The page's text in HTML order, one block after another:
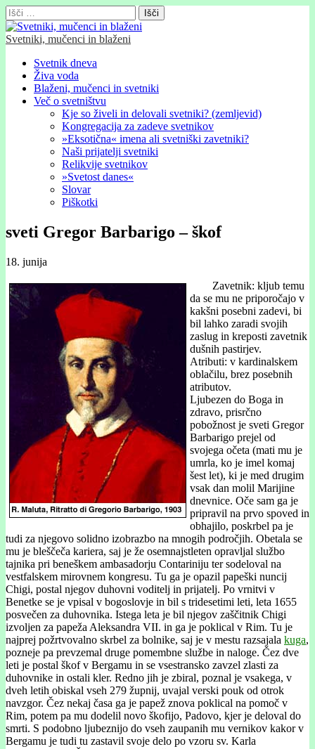
Išči:
Svetniki, mučenci in blaženi
Glavni
meni
Skip
content
Svetnik dneva
Živa voda
Blaženi, mučenci in svetniki
Več o svetništvu
Kje so živeli in delovali svetniki? (zemljevid)
Kongregacija za zadeve svetnikov
»Eksotična« imena ali svetniški zavetniki?
Naši prijatelji svetniki
Relikvije svetnikov
»Svetost danes«
Slovar
Piškotki
sveti Gregor Barbarigo – škof
18. junija
Zavetnik: kljub temu
da se mu ne priporočajo v
kakšni posebni zadevi, bi
bil lahko zaradi svojih
zaslug in kreposti zavetnik
dušnih pastirjev.
Atributi: v kardinalskem
oblačilu, brez posebnih
atributov.
Ljubezen do Boga in
zdravo, prisrčno
pobožnost je sveti Gregor
Barbarigo prejel od
svojega očeta (mati mu je
umrla, ko je imel komaj
šest let), ki je med drugim
vsak dan molil Marijine
dnevnice. Oče sam ga je
pripravil na prvo spoved in
obhajilo, poskrbel pa je
tudi za njegovo solidno izobrazbo na mnogih področjih. Obetala se
mu je bleščeča kariera, saj je že osemnajstleten opravljal službo
tajnika pri beneškem ambasadorju Contariniju ter sodeloval na
vestfalskem mirovnem kongresu. Tu ga je opazil papeški nuncij
Chigi, postal njegov duhovni voditelj in prijatelj. Po vrnitvi v
Benetke se je vpisal v bogoslovje in bil s tridesetimi leti, leta 1655
posvečen za duhovnika. Istega leta je bil njegov zaščitnik Chigi
izvoljen za papeža Aleksandra VII. in ga je poklical v Rim. Tu je
najprej požrtvovalno skrbel za bolnike, saj je v mestu razsajala kuga,
pozneje pa prevzemal druge pomembne službe in naloge. Čez dve
leti je postal škof v Bergamu in se vsestransko zavzel zlasti za
duhovnike in ostali kler. Redno jih je zbiral, poznal je vsakega, v
dveh letih obiskal vseh 279 župnij, uvajal verski pouk od otrok
navzgor. Čez nekaj časa ga je papež znova poklical na pomoč v
Rim, potem pa mu dodelil novo škofijo, Padovo, kjer je deloval do
smrti. S podobno ljubeznijo do vseh zaupanih mu vernikov kakor v
Bergamu je tudi tu zastavil svoje delo po vzoru sv. Karla